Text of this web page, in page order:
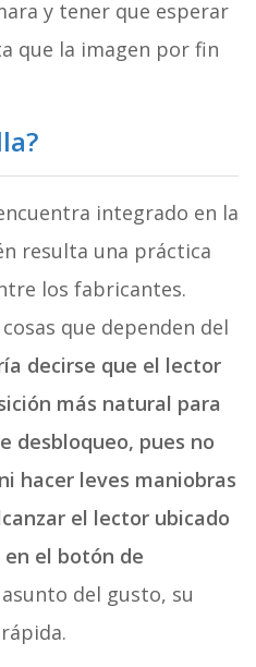
y tener que esperar
que la imagen por fin
integrado en la
resulta una práctica
los fabricantes.
que dependen del
decirse que el lector
más natural para
desbloqueo, pues no
hacer leves maniobras
el lector ubicado
el botón de
del gusto, su